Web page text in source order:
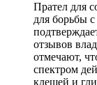
Прател для
для борьбы
отзывов
отмечают,
спектром
клещей и